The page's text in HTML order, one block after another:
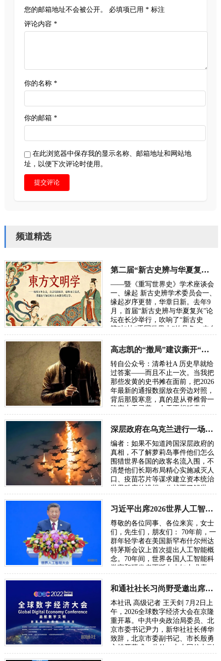
您的邮箱地址不会被公开。 必填项已用 *标注
评论内容 *
你的名称 *
你的邮箱 *
在此浏览器中保存我的显示名称、邮箱地址和网站地
址，以便下次评论时使用。
提交评论
频道精选
第二届“新古史辨与华夏复兴”学术研讨会定于10月长沙举行
——暨《重写世界史》学术座谈会
一、缘起 新古史辨学术委员会一、
缘起岁序更替，华章日新。去年9
月，首届“新古史辨与华夏复兴”论
坛在长沙举行，吹响了“新古史
辨”加快“重写世界史”的号角。来自
在反思百年“…
高志凯的“撤局”建议撕开“以夷灭华”的百年剧本
转自公众号：清希社A 历史早就给
过答案——而且不止一次。当我把
那些发黄的史书摊在面前，把2026
年最新的通报数据放在旁边对照，
背后那股寒意，真的是从脊椎骨一
路窜上天灵盖。今天不想贩卖焦
算清楚。因为…
深层政府在乌克兰进行一场“地狱级大实验”，骗了全世界
编者：如果不知道跨国深层政府的
真相，不了解萝莉岛事件他们怎么
围猎世界各国的政客名流入围，不
清楚他们长期布局精心实施减灭人
口、疫苗芯片等谋求建立资本统治
世界秩序的设想，你就不了解世
眼联盟国家…
习近平出席2026世界人工智能大会呼吁携手构建公正合理的全球人工智能治理体系
尊敬的各位同事、各位来宾，女士
们，先生们，朋友们： 70年前，一
群年轻学者在美国新罕布什尔州达
特茅斯会议上首次提出人工智能概
念。70年间，世界各国人工智能科
学家和研发者不断在未知中求索、
年后，…
和通社社长习尚野受邀出席2026年全球数字经济大会
本社讯 高级记者 王天剑 7月2日上
午，2026全球数字经济大会在京隆
重开幕。中共中央政治局委员、北
京市委书记尹力，新华社社长傅华
致辞，北京市委副书记、市长殷勇
主持开幕式。此外，中央网信办副